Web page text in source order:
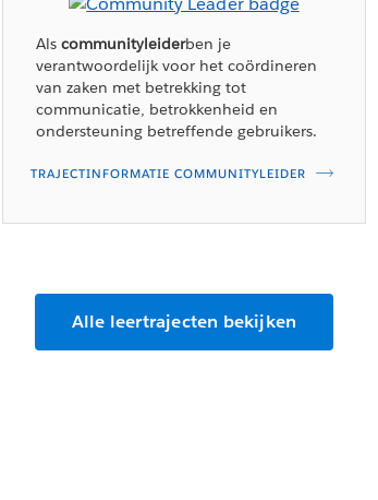
Als communityleiderben je
verantwoordelijk voor het coördineren
van zaken met betrekking tot
communicatie, betrokkenheid en
ondersteuning betreffende gebruikers.
TRAJECTINFORMATIE COMMUNITYLEIDER
Alle leertrajecten bekijken